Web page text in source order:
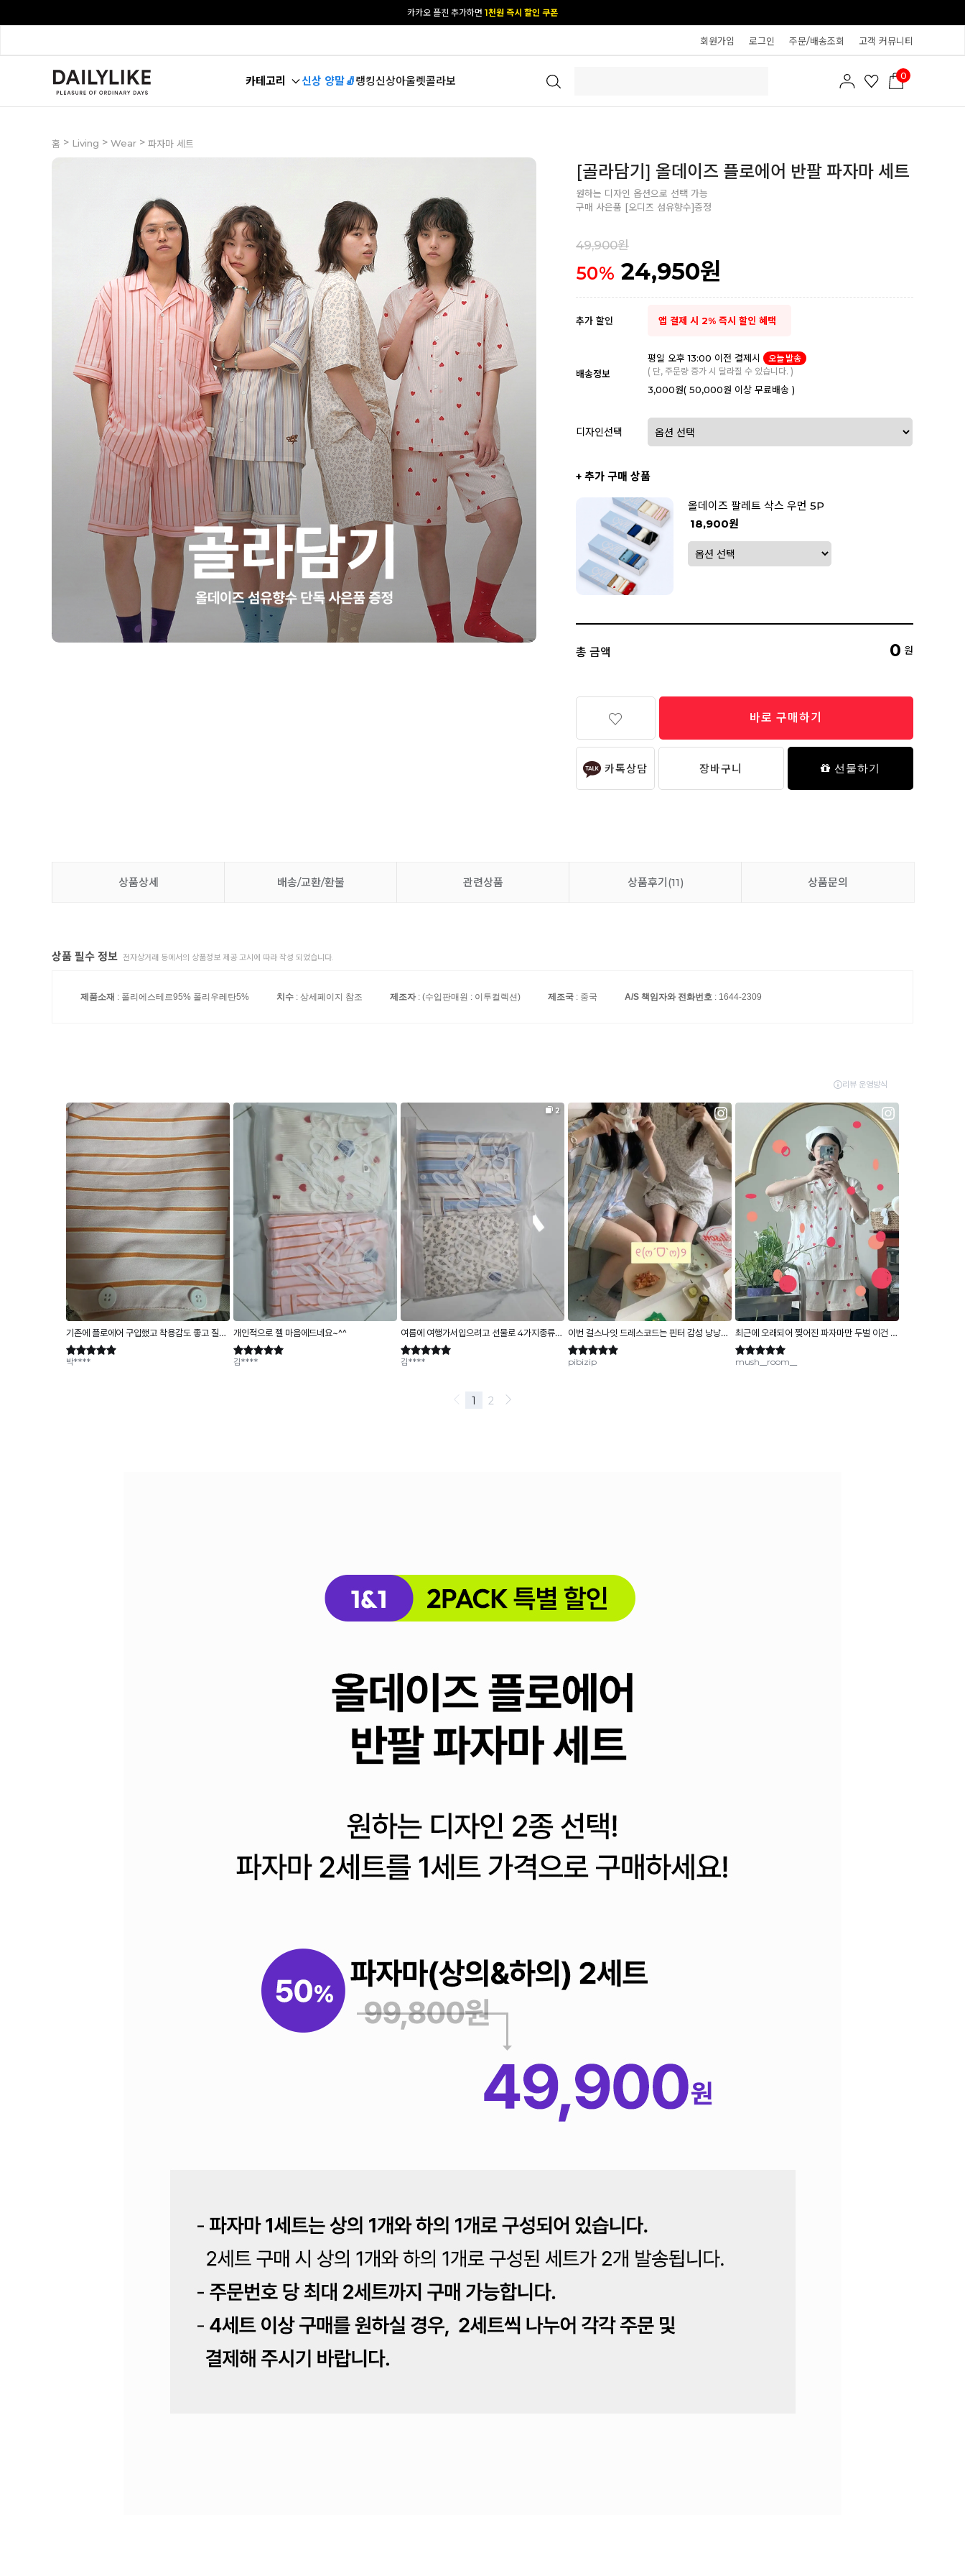
[공식몰 단독] 앱 다운받고2% 결제 할인 받기
회원가입 로그인 주문/배송조회 고객 커뮤니티
카테고리 신상 양말🧦랭킹신상아울렛콜라보 0
홈 > Living > Wear > 파자마 세트
[골라담기] 올데이즈 플로에어 반팔 파자마 세트
원하는 디자인 옵션으로 선택 가능
구매 사은품 [오디즈 섬유향수]증정
49,900원
50% 24,950원
추가 할인 앱 결제 시 2% 즉시 할인 혜택
배송정보
평일 오후 13:00 이전 결제시
오늘 발송
( 단, 주문량 증가 시 달라질 수 있습니다. )
3,000원( 50,000원 이상 무료배송 )
디자인선택
+ 추가 구매 상품
올데이즈 팔레트 삭스 우먼 5P
18,900원
총 금액 0 원
바로 구매하기
카톡상담 장바구니 선물하기
상품상세 배송/교환/환불 관련상품 상품후기(11) 상품문의
상품 필수 정보 전자상거래 등에서의 상품정보 제공 고시에 따라 작성 되었습니다.
제품소재 : 폴리에스테르95% 폴리우레탄5% 치수 : 상세페이지 참조 제조자: (수입판매원 : 이투컬렉션) 제조국 : 중국 A/S 책임자와 전화번호 : 1644-2309